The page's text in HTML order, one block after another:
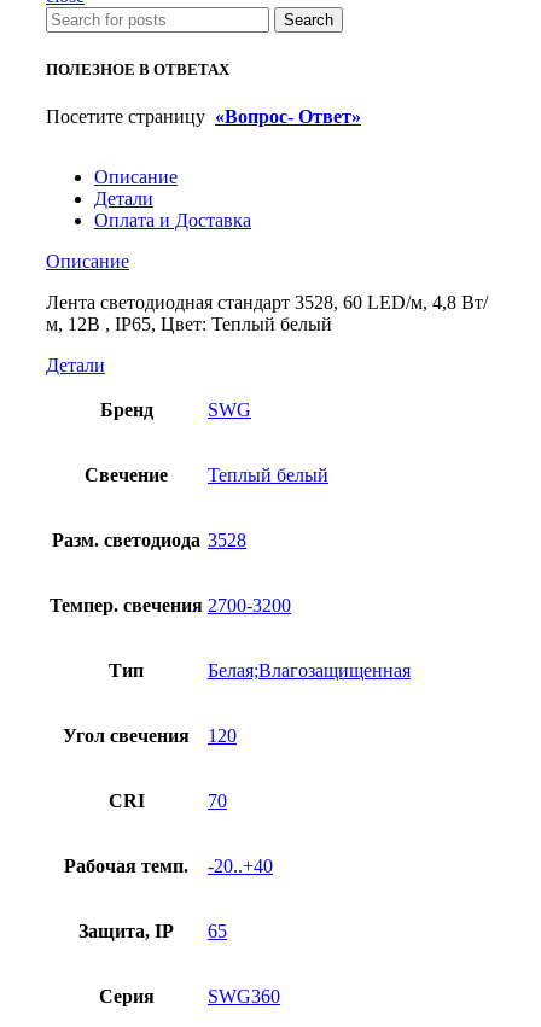
Вт/
м,
,
Цвет:
Search
ПОЛЕЗНОЕ В ОТВЕТАХ
Посетите страницу «Вопрос- Ответ»
Описание
Детали
Оплата и Доставка
Описание
Лента светодиодная стандарт 3528, 60 LED/м, 4,8 Вт/
м, 12В , IP65, Цвет: Теплый белый
Детали
Бренд SWG
Свечение Теплый белый
Разм. светодиода 3528
Темпер. свечения 2700-3200
Тип Белая;Влагозащищенная
Угол свечения 120
CRI 70
Рабочая темп. -20..+40
Защита, IP 65
Серия SWG360